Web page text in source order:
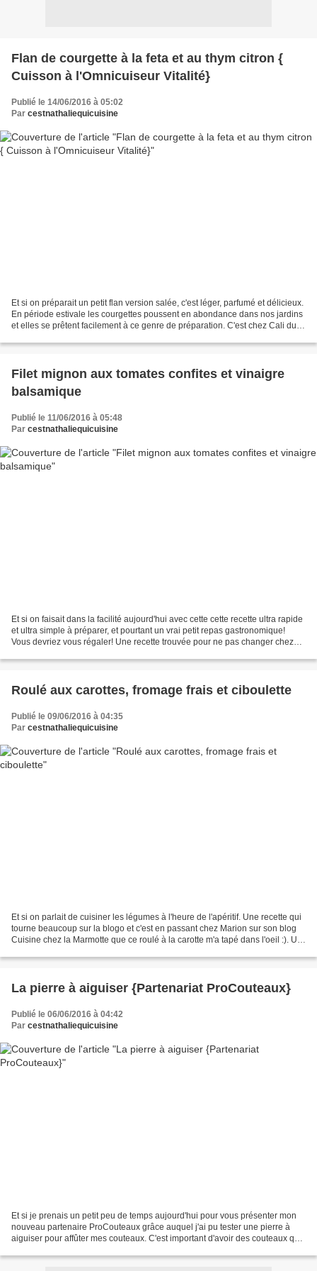
Flan de courgette à la feta et au thym citron {
Cuisson à l'Omnicuiseur Vitalité}
Publié le 14/06/2016 à 05:02
Par cestnathaliequicuisine
Et si on préparait un petit flan version salée, c'est léger, parfumé et délicieux.
En période estivale les courgettes poussent en abondance dans nos jardins
et elles se prêtent facilement à ce genre de préparation. C'est chez Cali du
Filet mignon aux tomates confites et vinaigre
balsamique
Publié le 11/06/2016 à 05:48
Par cestnathaliequicuisine
Et si on faisait dans la facilité aujourd'hui avec cette cette recette ultra rapide
et ultra simple à préparer, et pourtant un vrai petit repas gastronomique!
Vous devriez vous régaler! Une recette trouvée pour ne pas changer chez
Roulé aux carottes, fromage frais et ciboulette
Publié le 09/06/2016 à 04:35
Par cestnathaliequicuisine
Et si on parlait de cuisiner les légumes à l'heure de l'apéritif. Une recette qui
tourne beaucoup sur la blogo et c'est en passant chez Marion sur son blog
Cuisine chez la Marmotte que ce roulé à la carotte m'a tapé dans l'oeil :). Un
La pierre à aiguiser {Partenariat ProCouteaux}
Publié le 06/06/2016 à 04:42
Par cestnathaliequicuisine
Et si je prenais un petit peu de temps aujourd'hui pour vous présenter mon
nouveau partenaire ProCouteaux grâce auquel j'ai pu tester une pierre à
aiguiser pour affûter mes couteaux. C'est important d'avoir des couteaux qui